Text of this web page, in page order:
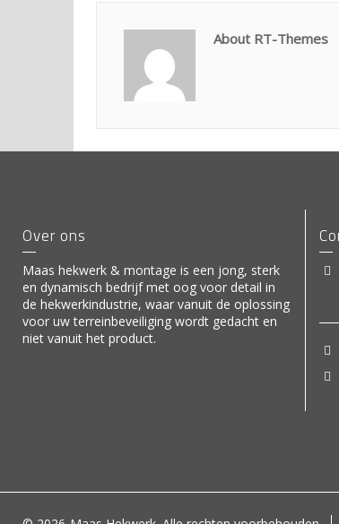
About RT-Themes
Over ons
Maas hekwerk & montage is een jong, sterk
en dynamisch bedrijf met oog voor detail in
de hekwerkindustrie, waar vanuit de oplossing
voor uw terreinbeveiliging wordt gedacht en
niet vanuit het product.